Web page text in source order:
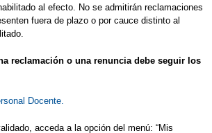
al efecto. No se admitirán reclamaciones
fuera de plazo o por cauce distinto al
reclamación o una renuncia debe seguir los
Docente.
acceda a la opción del menú: “Mis